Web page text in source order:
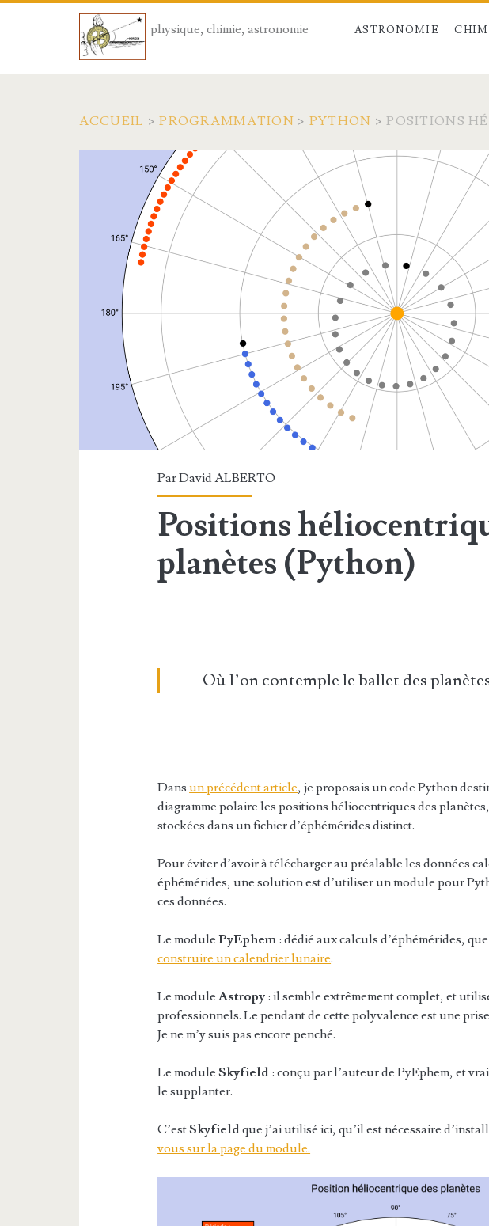
physique, chimie, astronomie ASTRONOMIE
ACCUEIL >PROGRAMMATION > PYTHON >POSITIONS
ParDavid ALBERTO
Positions
planètes (Python)
Où l’on contemple le ballet des
Dansun précédent article, je proposais un code Python
diagramme polaire les positions héliocentriques des
stockées dans un fichier d’éphémérides distinct.
Pour éviter d’avoir à télécharger au préalable les données
éphémérides, une solution est d’utiliser un module pour
ces données.
Le modulePyEphem : dédié aux calculs d’éphémérides,
construire un calendrier lunaire.
Le moduleAstropy : il semble extrêmement complet, et
professionnels. Le pendant de cette polyvalence est une
Je ne m’y suis pas encore penché.
Le moduleSkyfield : conçu par l’auteur de PyEphem, et
le supplanter.
C’estSkyfieldque j’ai utilisé ici, qu’il est nécessaire
vous sur la page du module.